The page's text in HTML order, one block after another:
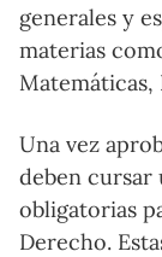
generales y
materias
Matemáticas,
Una vez
deben cursar
obligatorias
Derecho.